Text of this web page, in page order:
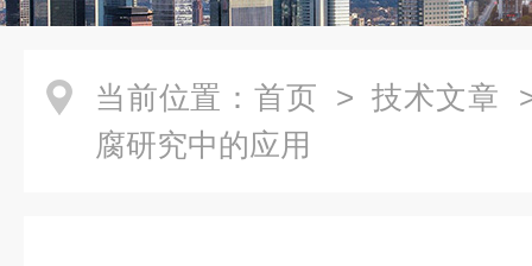
当前位置： 首页 > 技术文章
腐研究中的应用